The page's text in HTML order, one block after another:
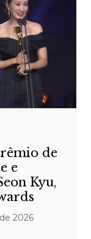
de
e
Kyu,
2026